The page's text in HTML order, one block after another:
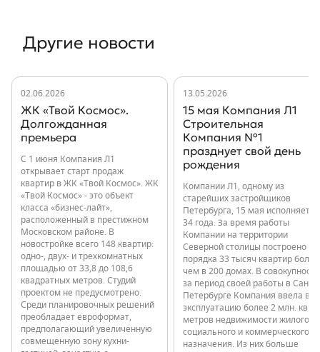
Другие новости
02.06.2026
ЖК «Твой Космос».
Долгожданная
премьера
С 1 июня Компания Л1
открывает старт продаж
квартир в ЖК «Твой Космос». ЖК
«Твой Космос» - это объект
класса «бизнес-лайт»,
расположенный в престижном
Московском районе. В
новостройке всего 148 квартир:
одно-, двух- и трехкомнатных
площадью от 33,8 до 108,6
квадратных метров. Студий
проектом не предусмотрено.
Среди планировочных решений
преобладает евроформат,
предполагающий увеличенную
совмещенную зону кухни-
13.05.2026
15 мая Компания Л1
Строительная
Компания №1
празднует свой день
рождения
Компании Л1, одному из
старейших застройщиков
Петербурга, 15 мая исполняется
34 года. За время работы
Компании на территории
Северной столицы построено
порядка 33 тысяч квартир более
чем в 200 домах. В совокупности
за период своей работы в Санкт-
Петербурге Компания ввела в
эксплуатацию более 2 млн. кв.
метров недвижимости жилого,
социального и коммерческого
назначения. Из них больше